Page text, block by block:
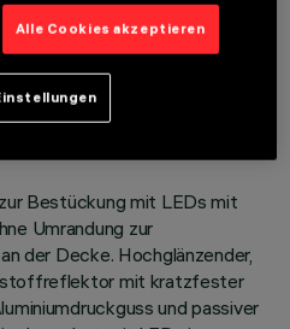
Bestückung mit LEDs mit
Umrandung zur
der Decke. Hochglänzender,
mit kratzfester
und passiver
Alle Cookies akzeptieren